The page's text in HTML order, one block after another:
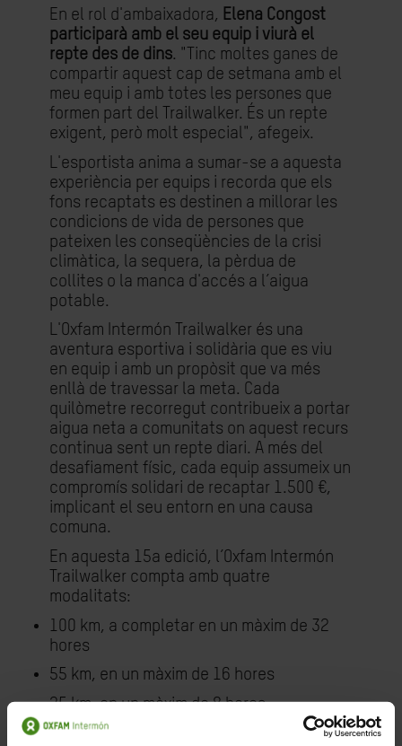
En el rol d'ambaixadora, Elena Congost
participarà amb el seu equip i viurà el
repte des de dins. "Tinc moltes ganes de
compartir aquest cap de setmana amb el
meu equip i amb totes les persones que
formen part del Trailwalker. És un repte
exigent, però molt especial", afegeix.
L'esportista anima a sumar-se a aquesta
experiència per equips i recorda que els
fons recaptats es destinen a millorar les
condicions de vida de persones que
pateixen les conseqüències de la crisi
climàtica, la sequera, la pèrdua de
collites o la manca d'accés a l’aigua
potable.
L'Oxfam Intermón Trailwalker és una
aventura esportiva i solidària que es viu
en equip i amb un propòsit que va més
enllà de travessar la meta. Cada
quilòmetre recorregut contribueix a portar
aigua neta a comunitats on aquest recurs
continua sent un repte diari. A més del
desafiament físic, cada equip assumeix un
compromís solidari de recaptar 1.500 €,
implicant el seu entorn en una causa
comuna.
En aquesta 15a edició, l’Oxfam Intermón
Trailwalker compta amb quatre
modalitats:
100 km, a completar en un màxim de 32
hores
55 km, en un màxim de 16 hores
25 km, en un màxim de 8 hores
10 km, en un màxim de 4 hores